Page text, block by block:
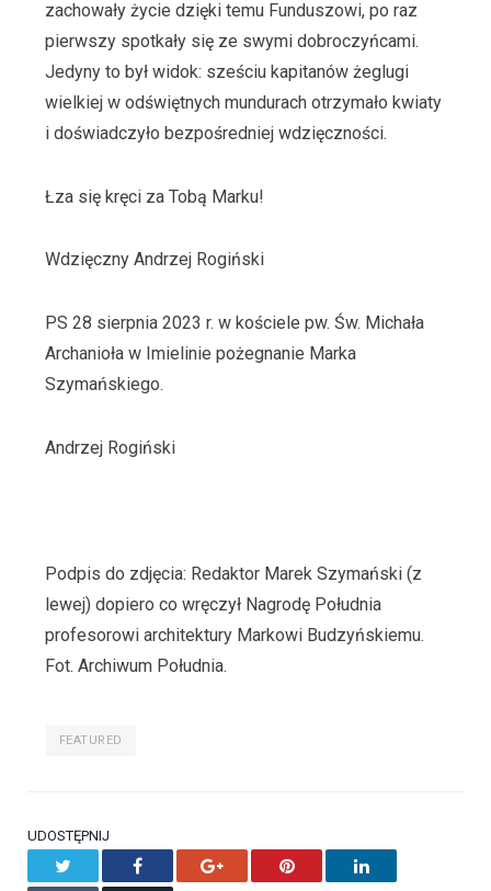
zachowały życie dzięki temu Funduszowi, po raz
pierwszy spotkały się ze swymi dobroczyńcami.
Jedyny to był widok: sześciu kapitanów żeglugi
wielkiej w odświętnych mundurach otrzymało kwiaty
i doświadczyło bezpośredniej wdzięczności.
Łza się kręci za Tobą Marku!
Wdzięczny Andrzej Rogiński
PS 28 sierpnia 2023 r. w kościele pw. Św. Michała
Archanioła w Imielinie pożegnanie Marka
Szymańskiego.
Andrzej Rogiński
Podpis do zdjęcia: Redaktor Marek Szymański (z
lewej) dopiero co wręczył Nagrodę Południa
profesorowi architektury Markowi Budzyńskiemu.
Fot. Archiwum Południa.
FEATURED
UDOSTĘPNIJ
Facebook Google+ Pinterest LinkedIn